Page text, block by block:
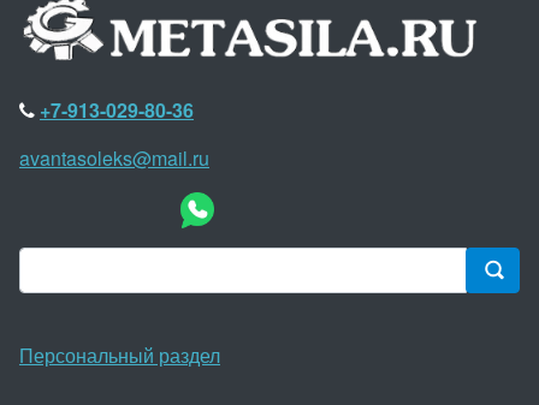
+7-913-029-80-36
avantasoleks@mail.ru
Персональный раздел